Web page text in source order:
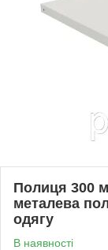
Полиця 300
металева
одягу
В наявності